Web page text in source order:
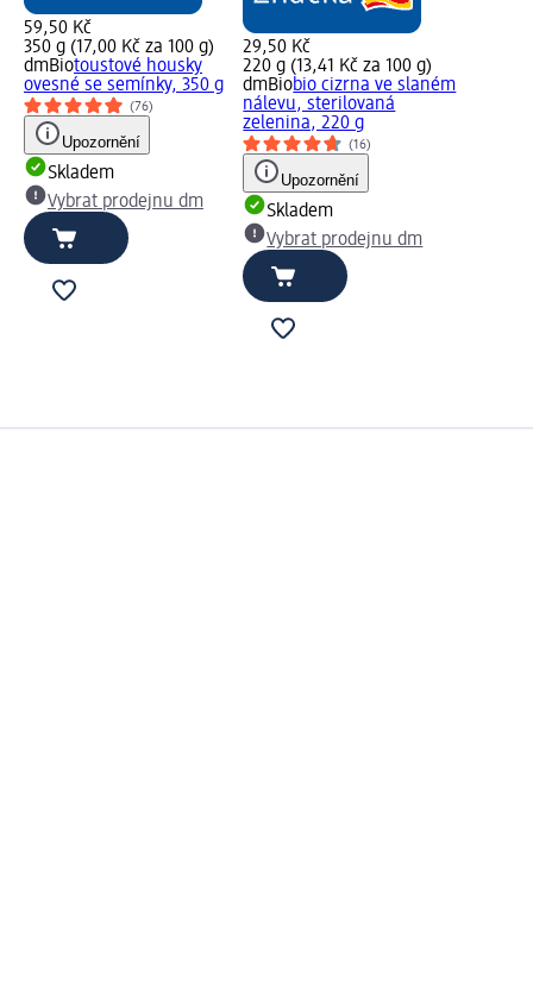
59,50 Kč
350 g (17,00 Kč za 100 g)
dmBiotoustové housky
ovesné se semínky, 350 g
(76)
Upozornění
Skladem
Vybrat prodejnu dm
29,50 Kč
220 g (13,41 Kč za 100 g)
dmBiobio cizrna ve slaném
nálevu, sterilovaná
zelenina, 220 g
(16)
Upozornění
Skladem
Vybrat prodejnu dm